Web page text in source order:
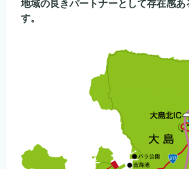
地域の良きパートナーとして存在感あ
す。